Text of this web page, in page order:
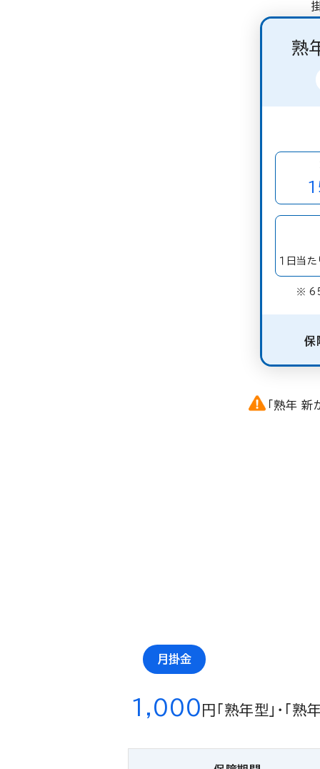
熟
１日当た
※ 65
保
「熟年
月掛金
1,000 円 「熟年型」・「